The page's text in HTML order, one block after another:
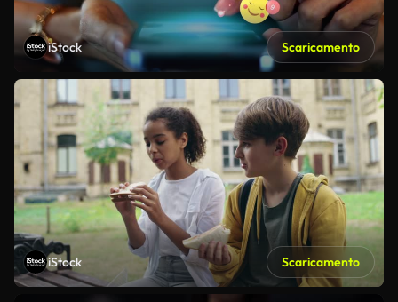
iStock Scaricamento
iStock Scaricamento